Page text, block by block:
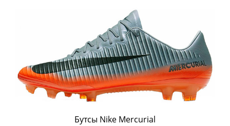
Бутсы Nike Mercurial